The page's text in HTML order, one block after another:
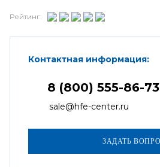
Рейтинг:
Контактная информация:
8 (800) 555-86-73
sale@hfe-center.ru